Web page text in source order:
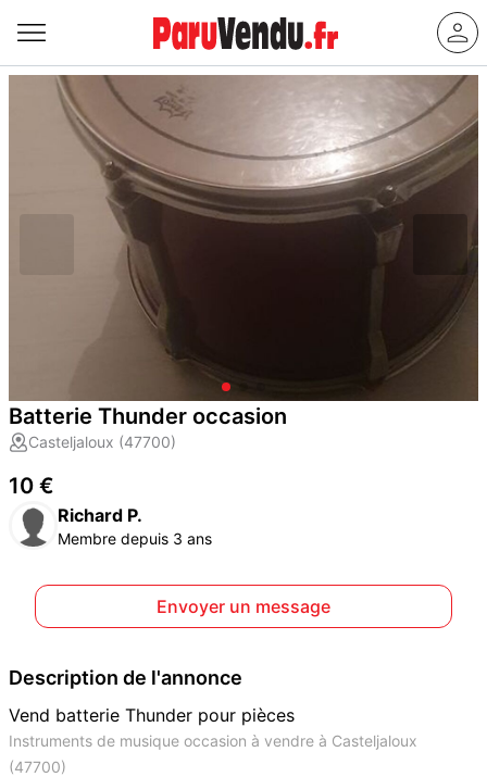
Batterie Thunder occasion
Casteljaloux (47700)
10 €
Richard P.
Membre depuis 3 ans
Envoyer un message
Description de l'annonce
Vend batterie Thunder pour pièces
Instruments de musique occasion à vendre à Casteljaloux
(47700)